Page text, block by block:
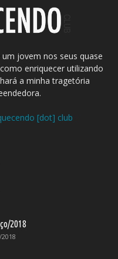
jovem nos seus quase
enriquecer utilizando
a minha tragetória
[dot] club
2018